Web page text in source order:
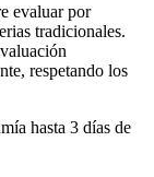
evaluar por
tradicionales.
respetando los
hasta 3 días de